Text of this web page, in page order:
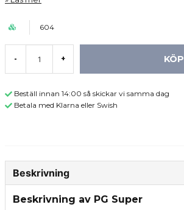
604
- + KÖP
Beställ innan 14:00 så skickar vi samma dag
Betala med Klarna eller Swish
Beskrivning
Beskrivning av PG Super